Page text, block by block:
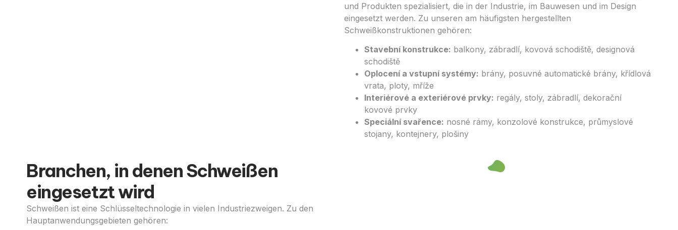
und Produkten spezialisiert, die in der Industrie, im Bauwesen und im Design
eingesetzt werden. Zu unseren am häufigsten hergestellten
Schweißkonstruktionen gehören:
Stavební konstrukce: balkony, zábradlí, kovová schodiště, designová
schodiště
Oplocení a vstupní systémy: brány, posuvné automatické brány, křídlová
vrata, ploty, mříže
Interiérové a exteriérové prvky: regály, stoly, zábradlí, dekorační
kovové prvky
Speciální svařence: nosné rámy, konzolové konstrukce, průmyslové
stojany, kontejnery, plošiny
Branchen, in denen Schweißen
eingesetzt wird
Schweißen ist eine Schlüsseltechnologie in vielen Industriezweigen. Zu den
Hauptanwendungsgebieten gehören: